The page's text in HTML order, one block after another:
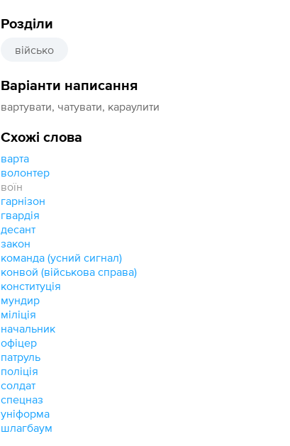
Розділи
військо
Варіанти написання
вартувати, чатувати, караулити
Схожі слова
варта
волонтер
воїн
гарнізон
гвардія
десант
закон
команда (усний сигнал)
конвой (військова справа)
конституція
мундир
міліція
начальник
офіцер
патруль
поліція
солдат
спецназ
уніформа
шлагбаум